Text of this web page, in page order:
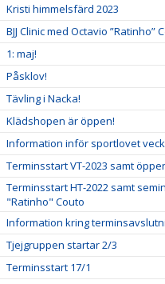
Kristi himmelsfärd 2023
BJJ Clinic med Octavio ”Ratinho”
1: maj!
Påsklov!
Tävling i Nacka!
Klädshopen är öppen!
Information inför sportlovet
Terminsstart VT-2023 samt
Terminsstart HT-2022 samt
"Ratinho" Couto
Information kring
Tjejgruppen startar 2/3
Terminsstart 17/1